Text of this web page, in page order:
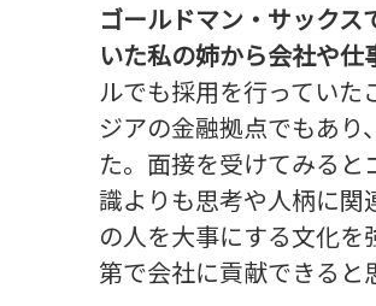
ゴールドマン・サック
いた私の姉から会社や仕
ルでも採用を行ってい
ジアの金融拠点でもあ
た。面接を受けてみる
識よりも思考や人柄に関
の人を大事にする文化
第で会社に貢献できると